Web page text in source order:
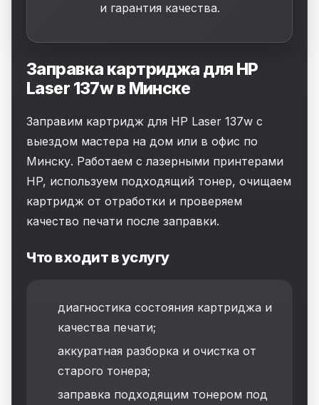
и гарантия качества.
Заправка картриджа для HP
Laser 137w в Минске
Заправим картридж для HP Laser 137w с
выездом мастера на дом или в офис по
Минску. Работаем с лазерными принтерами
HP, используем подходящий тонер, очищаем
картридж от отработки и проверяем
качество печати после заправки.
Что входит в услугу
диагностика состояния картриджа и
качества печати;
аккуратная разборка и очистка от
старого тонера;
заправка подходящим тонером под